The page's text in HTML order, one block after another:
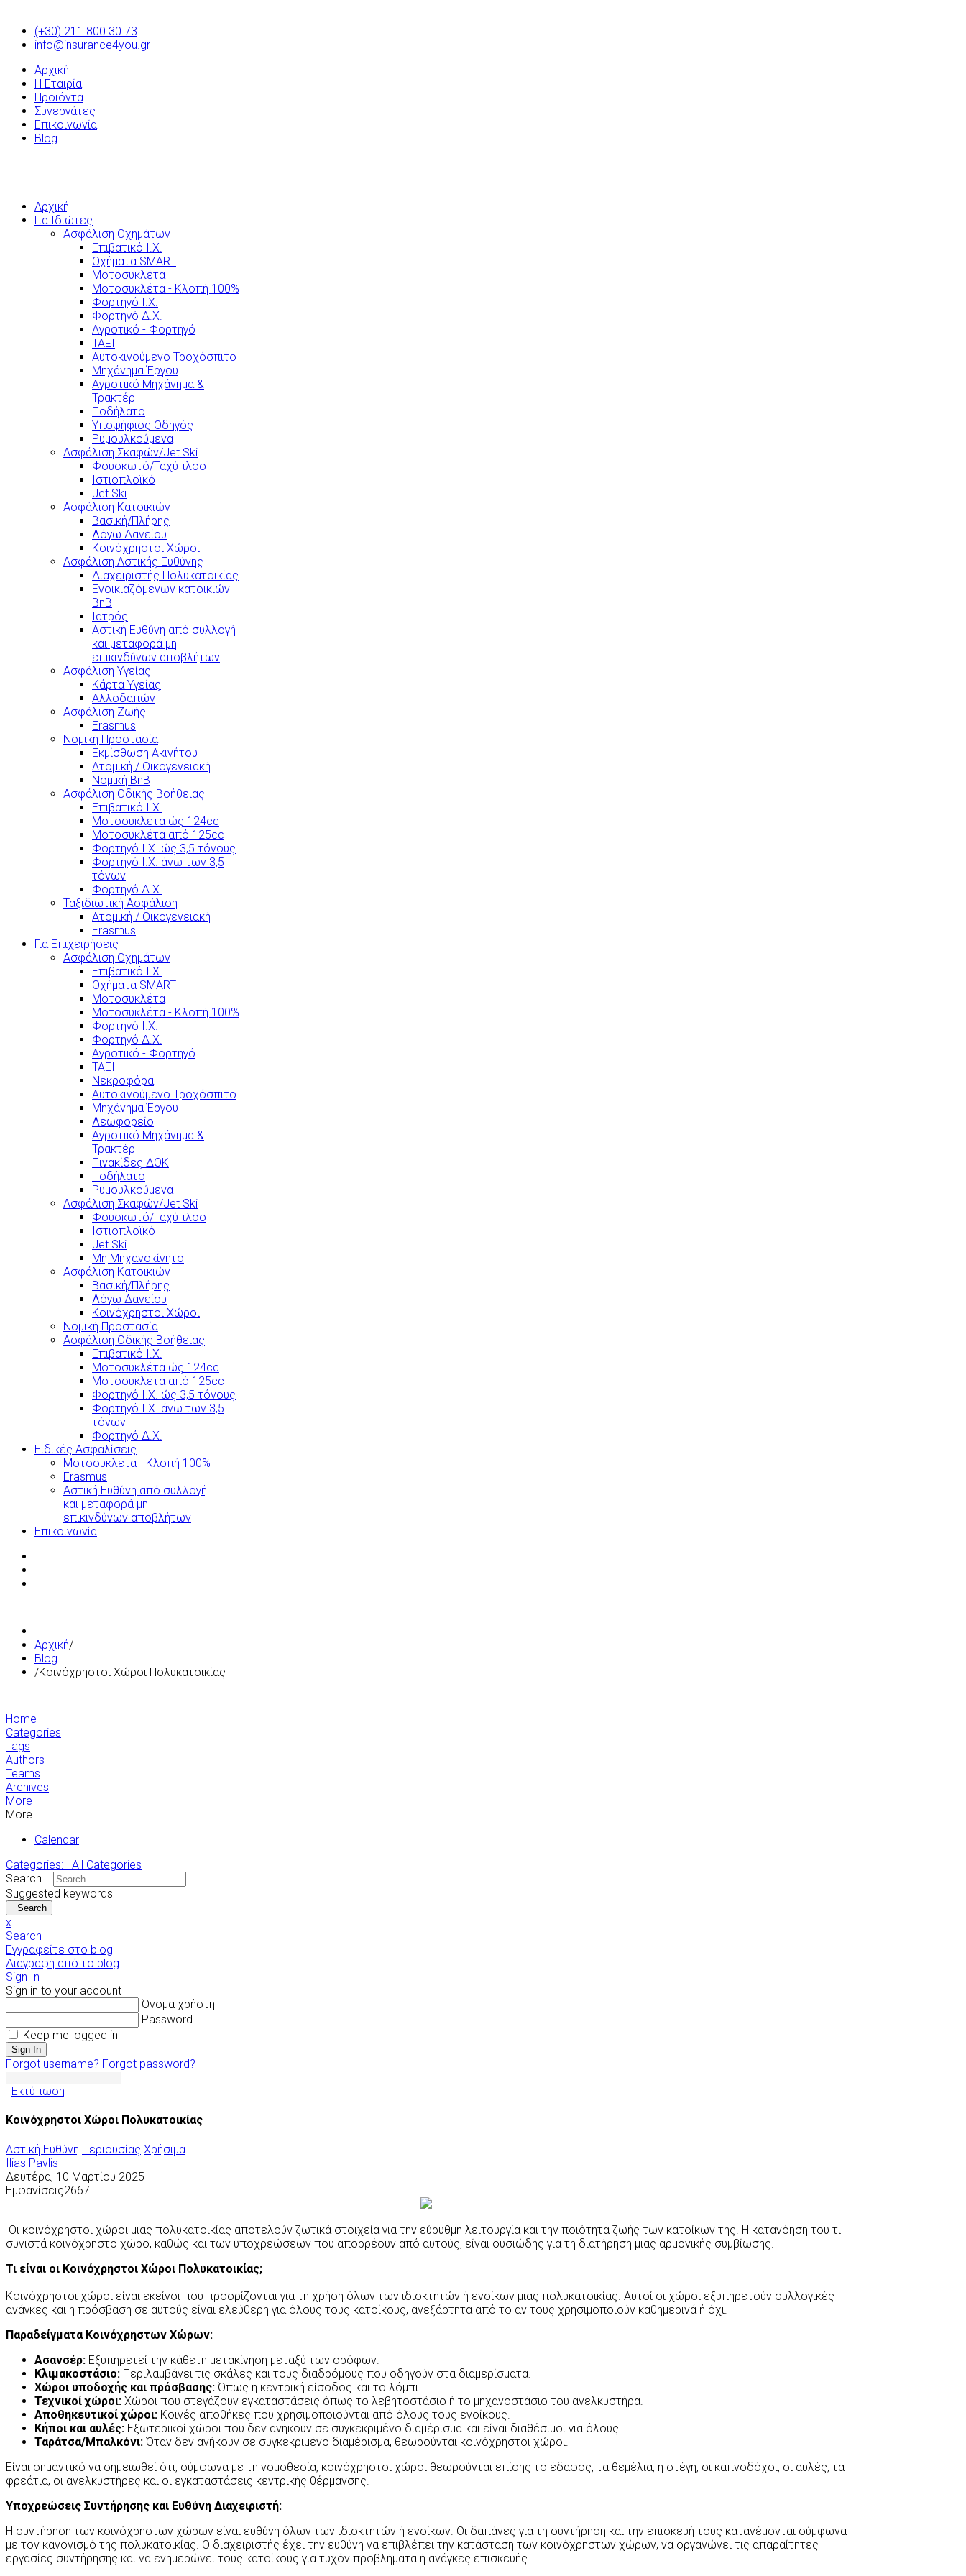
(+30) 211 800 30 73
info@insurance4you.gr
Αρχική
Η Εταιρία
Προϊόντα
Συνεργάτες
Επικοινωνία
Blog
Αρχική
Για Ιδιώτες
Ασφάλιση Οχημάτων
Επιβατικό Ι.Χ.
Οχήματα SMART
Μοτοσυκλέτα
Μοτοσυκλέτα - Κλοπή 100%
Φορτηγό Ι.Χ.
Φορτηγό Δ.Χ.
Αγροτικό - Φορτηγό
ΤΑΞΙ
Αυτοκινούμενο Τροχόσπιτο
Μηχάνημα Έργου
Αγροτικό Μηχάνημα &
Τρακτέρ
Ποδήλατο
Υποψήφιος Οδηγός
Ρυμουλκούμενα
Ασφάλιση Σκαφών/Jet Ski
Φουσκωτό/Ταχύπλοο
Ιστιοπλοϊκό
Jet Ski
Ασφάλιση Κατοικιών
Βασική/Πλήρης
Λόγω Δανείου
Κοινόχρηστοι Χώροι
Ασφάλιση Αστικής Ευθύνης
Διαχειριστής Πολυκατοικίας
Ενοικιαζόμενων κατοικιών
BnB
Ιατρός
Αστική Ευθύνη από συλλογή
και μεταφορά μη
επικινδύνων αποβλήτων
Ασφάλιση Υγείας
Κάρτα Υγείας
Αλλοδαπών
Ασφάλιση Ζωής
Erasmus
Νομική Προστασία
Εκμίσθωση Ακινήτου
Ατομική / Οικογενειακή
Νομική BnB
Ασφάλιση Οδικής Βοήθειας
Επιβατικό Ι.Χ.
Μοτοσυκλέτα ώς 124cc
Μοτοσυκλέτα από 125cc
Φορτηγό Ι.Χ. ώς 3,5 τόνους
Φορτηγό Ι.Χ. άνω των 3,5
τόνων
Φορτηγό Δ.Χ.
Ταξιδιωτική Ασφάλιση
Ατομική / Οικογενειακή
Erasmus
Για Επιχειρήσεις
Ασφάλιση Οχημάτων
Επιβατικό Ι.Χ.
Οχήματα SMART
Μοτοσυκλέτα
Μοτοσυκλέτα - Κλοπή 100%
Φορτηγό Ι.Χ.
Φορτηγό Δ.Χ.
Αγροτικό - Φορτηγό
ΤΑΞΙ
Νεκροφόρα
Αυτοκινούμενο Τροχόσπιτο
Μηχάνημα Έργου
Λεωφορείο
Αγροτικό Μηχάνημα &
Τρακτέρ
Πινακίδες ΔΟΚ
Ποδήλατο
Ρυμουλκούμενα
Ασφάλιση Σκαφών/Jet Ski
Φουσκωτό/Ταχύπλοο
Ιστιοπλοϊκό
Jet Ski
Μη Μηχανοκίνητο
Ασφάλιση Κατοικιών
Βασική/Πλήρης
Λόγω Δανείου
Κοινόχρηστοι Χώροι
Νομική Προστασία
Ασφάλιση Οδικής Βοήθειας
Επιβατικό Ι.Χ.
Μοτοσυκλέτα ώς 124cc
Μοτοσυκλέτα από 125cc
Φορτηγό Ι.Χ. ώς 3,5 τόνους
Φορτηγό Ι.Χ. άνω των 3,5
τόνων
Φορτηγό Δ.Χ.
Ειδικές Ασφαλίσεις
Μοτοσυκλέτα - Κλοπή 100%
Erasmus
Αστική Ευθύνη από συλλογή
και μεταφορά μη
επικινδύνων αποβλήτων
Επικοινωνία
Αρχική/
Blog
/Κοινόχρηστοι Χώροι Πολυκατοικίας
Home
Categories
Tags
Authors
Teams
Archives
More
More
Calendar
Categories:
All Categories
Search...
Suggested keywords
Search
x
Search
Εγγραφείτε στο blog
Διαγραφή από το blog
Sign In
Sign in to your account
Όνομα χρήστη
Password
Keep me logged in
Sign In
Forgot username? Forgot password?
Εκτύπωση
Κοινόχρηστοι Χώροι Πολυκατοικίας
Αστική Ευθύνη Περιουσίας Χρήσιμα
Ilias Pavlis
Δευτέρα, 10 Μαρτίου 2025
Εμφανίσεις2667
Οι κοινόχρηστοι χώροι μιας πολυκατοικίας αποτελούν ζωτικά στοιχεία για την εύρυθμη λειτουργία και την ποιότητα ζωής των κατοίκων της. Η κατανόηση του τι
συνιστά κοινόχρηστο χώρο, καθώς και των υποχρεώσεων που απορρέουν από αυτούς, είναι ουσιώδης για τη διατήρηση μιας αρμονικής συμβίωσης.
Τι είναι οι Κοινόχρηστοι Χώροι Πολυκατοικίας;
Κοινόχρηστοι χώροι είναι εκείνοι που προορίζονται για τη χρήση όλων των ιδιοκτητών ή ενοίκων μιας πολυκατοικίας. Αυτοί οι χώροι εξυπηρετούν συλλογικές
ανάγκες και η πρόσβαση σε αυτούς είναι ελεύθερη για όλους τους κατοίκους, ανεξάρτητα από το αν τους χρησιμοποιούν καθημερινά ή όχι.
Παραδείγματα Κοινόχρηστων Χώρων:
Ασανσέρ: Εξυπηρετεί την κάθετη μετακίνηση μεταξύ των ορόφων.
Κλιμακοστάσιο: Περιλαμβάνει τις σκάλες και τους διαδρόμους που οδηγούν στα διαμερίσματα.
Χώροι υποδοχής και πρόσβασης: Όπως η κεντρική είσοδος και το λόμπι.
Τεχνικοί χώροι: Χώροι που στεγάζουν εγκαταστάσεις όπως το λεβητοστάσιο ή το μηχανοστάσιο του ανελκυστήρα.
Αποθηκευτικοί χώροι: Κοινές αποθήκες που χρησιμοποιούνται από όλους τους ενοίκους.
Κήποι και αυλές: Εξωτερικοί χώροι που δεν ανήκουν σε συγκεκριμένο διαμέρισμα και είναι διαθέσιμοι για όλους.
Ταράτσα/Μπαλκόνι: Όταν δεν ανήκουν σε συγκεκριμένο διαμέρισμα, θεωρούνται κοινόχρηστοι χώροι.
Είναι σημαντικό να σημειωθεί ότι, σύμφωνα με τη νομοθεσία, κοινόχρηστοι χώροι θεωρούνται επίσης το έδαφος, τα θεμέλια, η στέγη, οι καπνοδόχοι, οι αυλές, τα
φρεάτια, οι ανελκυστήρες και οι εγκαταστάσεις κεντρικής θέρμανσης.
Υποχρεώσεις Συντήρησης και Ευθύνη Διαχειριστή:
Η συντήρηση των κοινόχρηστων χώρων είναι ευθύνη όλων των ιδιοκτητών ή ενοίκων. Οι δαπάνες για τη συντήρηση και την επισκευή τους κατανέμονται σύμφωνα
με τον κανονισμό της πολυκατοικίας. Ο διαχειριστής έχει την ευθύνη να επιβλέπει την κατάσταση των κοινόχρηστων χώρων, να οργανώνει τις απαραίτητες
εργασίες συντήρησης και να ενημερώνει τους κατοίκους για τυχόν προβλήματα ή ανάγκες επισκευής.